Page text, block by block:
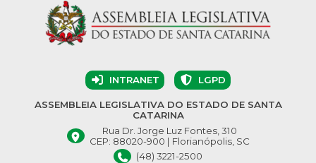
INTRANET LGPD
ASSEMBLEIA LEGISLATIVA DO ESTADO DE SANTA
CATARINA
Rua Dr. Jorge Luz Fontes, 310
CEP: 88020-900 | Florianópolis, SC
(48) 3221-2500